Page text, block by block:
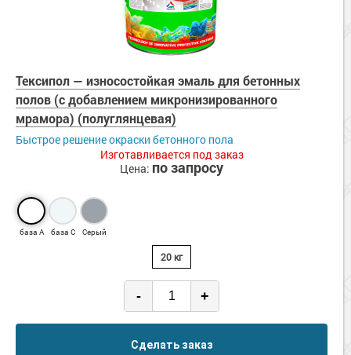
Тексипол — износостойкая эмаль для бетонных
полов (с добавлением микронизированного
мрамора) (полуглянцевая)
Быстрое решение окраски бетонного пола
Изготавливается под заказ
Цена: по запросу
база А база С Серый
20 кг
- +
Сделать заказ